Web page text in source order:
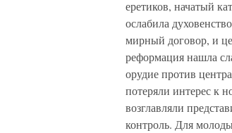
еретиков, начатый
ослабила
мирный договор, и
реформация нашла
орудие против
потеряли интерес к
возглавляли
контроль. Для